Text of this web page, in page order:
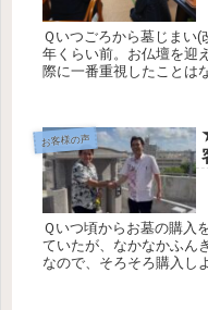
Ｑいつごろから墓じまい
年くらい前。お仏壇を迎
際に一番重視したことは
お客様の声
Ｑいつ頃からお墓の購入
ていたが、なかなかふん
なので、そろそろ購入し